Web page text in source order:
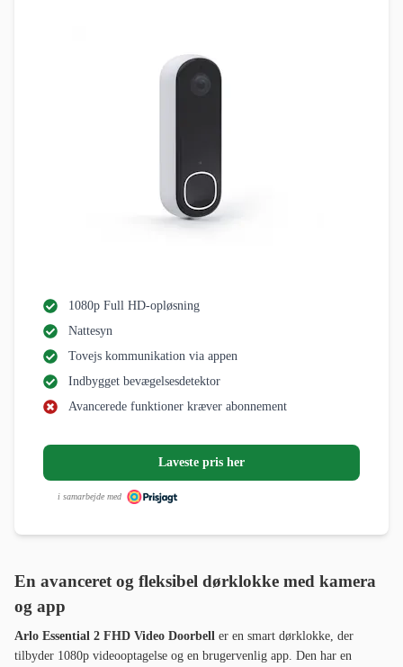
1080p Full HD-opløsning
Nattesyn
Tovejs kommunikation via appen
Indbygget bevægelsesdetektor
Avancerede funktioner kræver abonnement
Laveste pris her
i samarbejde med
En avanceret og fleksibel dørklokke med kamera
og app
Arlo Essential 2 FHD Video Doorbell er en smart dørklokke, der
tilbyder 1080p videooptagelse og en brugervenlig app. Den har en